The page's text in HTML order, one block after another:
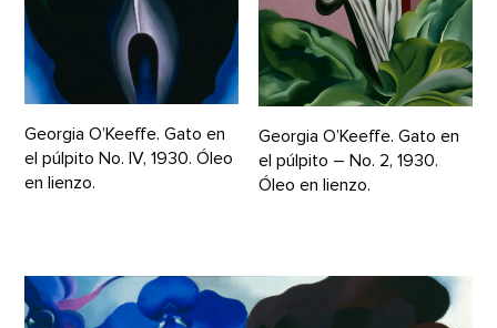
Georgia O’Keeffe. Gato en
el púlpito No. IV, 1930. Óleo
en lienzo.
Georgia O’Keeffe. Gato en
el púlpito – No. 2, 1930.
Óleo en lienzo.